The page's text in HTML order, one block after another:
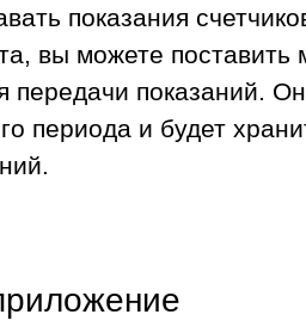
показания
вы можете поставить
передачи показаний.
периода и будет